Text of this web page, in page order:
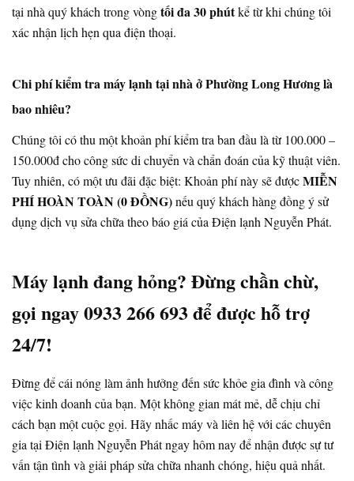
tại nhà quý khách trong vòngtối đa 30 phútkể từ khi chúng tôi
xác nhận lịch hẹn qua điện thoại.
Chi phí kiểm tra máy lạnh tại nhà ở Phường Long Hương là
bao nhiêu?
Chúng tôi có thu một khoản phí kiểm tra ban đầu là từ 100.000 –
150.000đ cho công sức di chuyển và chẩn đoán của kỹ thuật viên.
Tuy nhiên, có một ưu đãi đặc biệt: Khoản phí này sẽ đượcMIỄN
PHÍ HOÀN TOÀN (0 ĐỒNG)nếu quý khách hàng đồng ý sử
dụng dịch vụ sửa chữa theo báo giá của Điện lạnh Nguyễn Phát.
Máy lạnh đang hỏng? Đừng chần chừ,
gọi ngay 0933 266 693 để được hỗ trợ
24/7!
Đừng để cái nóng làm ảnh hưởng đến sức khỏe gia đình và công
việc kinh doanh của bạn. Một không gian mát mẻ, dễ chịu chỉ
cách bạn một cuộc gọi. Hãy nhấc máy và liên hệ với các chuyên
gia tại Điện lạnh Nguyễn Phát ngay hôm nay để nhận được sự tư
vấn tận tình và giải pháp sửa chữa nhanh chóng, hiệu quả nhất.